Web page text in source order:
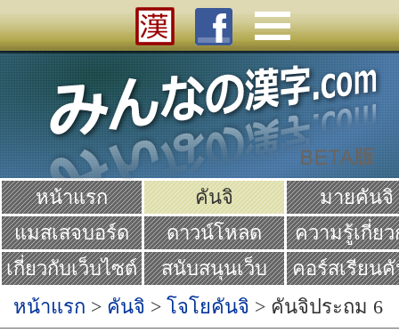
หน้าแรก คันจิ
มายคันจิ
แมสเสจบอร์ด
ดาวน์โหลด
ความรู้เกี่ย
คันจิ
เกี่ยวกับเว็บไซต์ สนับสนุนเว็บ
คอร์สเรียน
Yume
หน้าแรก > คันจิ > โจโยคันจิ > คันจิประถม 6